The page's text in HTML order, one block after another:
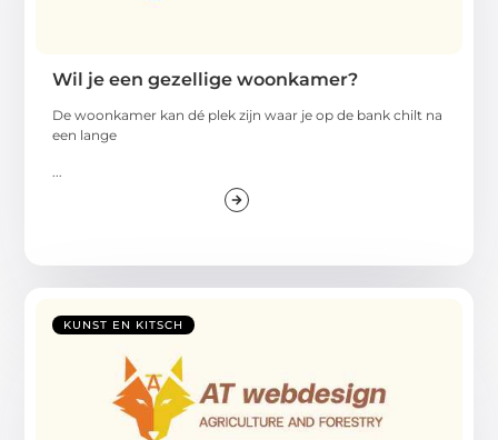
Wil je een gezellige woonkamer?
De woonkamer kan dé plek zijn waar je op de bank chilt na
een lange
KUNST EN KITSCH